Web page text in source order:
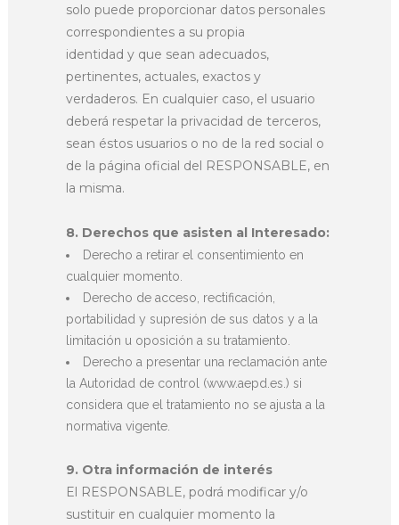
solo puede proporcionar datos personales
correspondientes a su propia
identidad y que sean adecuados,
pertinentes, actuales, exactos y
verdaderos. En cualquier caso, el usuario
deberá respetar la privacidad de terceros,
sean éstos usuarios o no de la red social o
de la página oficial del RESPONSABLE, en
la misma.
8. Derechos que asisten al Interesado:
Derecho a retirar el consentimiento en
cualquier momento.
Derecho de acceso, rectificación,
portabilidad y supresión de sus datos y a la
limitación u oposición a su tratamiento.
Derecho a presentar una reclamación ante
la Autoridad de control (www.aepd.es.) si
considera que el tratamiento no se ajusta a la
normativa vigente.
9. Otra información de interés
El RESPONSABLE, podrá modificar y/o
sustituir en cualquier momento la